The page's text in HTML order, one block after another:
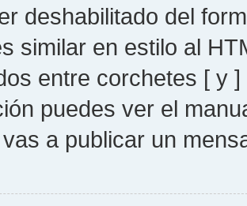
deshabilitado del
similar en estilo al
entre corchetes [ y
puedes ver el
a publicar un